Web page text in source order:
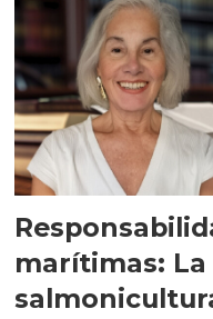
marítimas: